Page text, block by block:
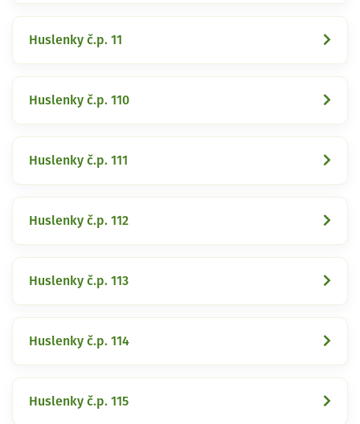
Huslenky č.p. 11
Huslenky č.p. 110
Huslenky č.p. 111
Huslenky č.p. 112
Huslenky č.p. 113
Huslenky č.p. 114
Huslenky č.p. 115